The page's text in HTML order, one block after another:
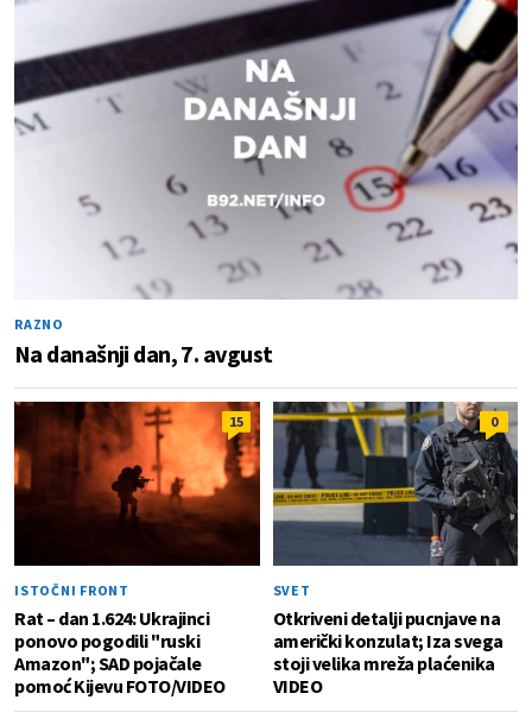
RAZNO
Na današnji dan, 7. avgust
15
ISTOČNI FRONT
Rat – dan 1.624: Ukrajinci
ponovo pogodili "ruski
Amazon"; SAD pojačale
pomoć Kijevu FOTO/VIDEO
0
SVET
Otkriveni detalji pucnjave na
američki konzulat; Iza svega
stoji velika mreža plaćenika
VIDEO